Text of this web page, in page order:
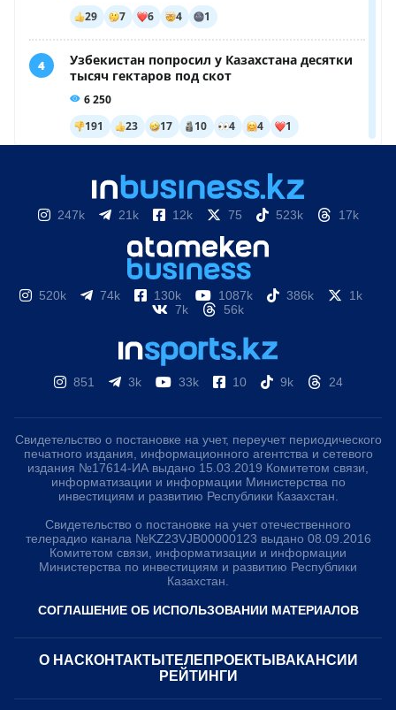
247k 21k 12k 75 523k 17k
520k 74k 130k 1087k 386k
1k
7k
56k
851 3k 33k 10 9k 24
Свидетельство о постановке на учет, переучет периодического
печатного издания, информационного агентства и сетевого
издания №17614-ИА выдано 15.03.2019 Комитетом связи,
информатизации и информации Министерства по
инвестициям и развитию Республики Казахстан.
Свидетельство о постановке на учет отечественного
телерадио канала №KZ23VJB00000123 выдано 08.09.2016
Комитетом связи, информатизации и информации
Министерства по инвестициям и развитию Республики
Казахстан.
СОГЛАШЕНИЕ ОБ ИСПОЛЬЗОВАНИИ МАТЕРИАЛОВ
О НАС КОНТАКТЫ ТЕЛЕПРОЕКТЫ ВАКАНСИИ
РЕЙТИНГИ